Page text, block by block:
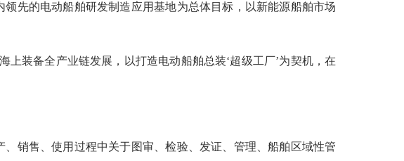
先的电动船舶研发制造应用基地为总体目标，以新能源船舶市场
装备全产业链发展，以打造电动船舶总装‘超级工厂’为契机，在
销售、使用过程中关于图审、检验、发证、管理、船舶区域性管